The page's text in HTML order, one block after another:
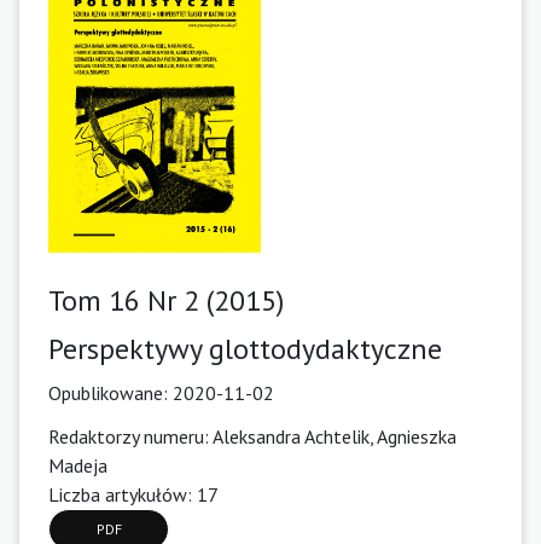
Tom 16 Nr 2 (2015)
Perspektywy glottodydaktyczne
Opublikowane: 2020-11-02
Redaktorzy numeru: Aleksandra Achtelik, Agnieszka
Madeja
Liczba artykułów: 17
PDF